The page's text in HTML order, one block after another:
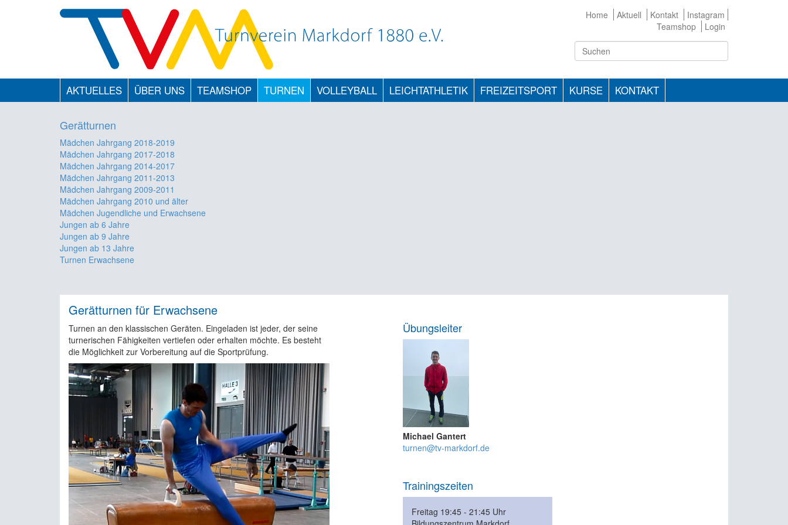
Home Aktuell Kontakt
Instagram
Teamshop
Login
AKTUELLES ÜBER UNS TEAMSHOP TURNEN VOLLEYBALL LEICHTATHLETIK FREIZEITSPORT KURSE KONTAKT
Gerätturnen
Mädchen Jahrgang 2018-2019
Mädchen Jahrgang 2017-2018
Mädchen Jahrgang 2014-2017
Mädchen Jahrgang 2011-2013
Mädchen Jahrgang 2009-2011
Mädchen Jahrgang 2010 und älter
Mädchen Jugendliche und Erwachsene
Jungen ab 6 Jahre
Jungen ab 9 Jahre
Jungen ab 13 Jahre
Turnen Erwachsene
Gerätturnen für Erwachsene
Turnen an den klassischen Geräten. Eingeladen ist jeder, der seine
turnerischen Fähigkeiten vertiefen oder erhalten möchte. Es besteht
die Möglichkeit zur Vorbereitung auf die Sportprüfung.
Übungsleiter
Michael Gantert
turnen@tv-markdorf.de
Trainingszeiten
Freitag 19:45 - 21:45 Uhr